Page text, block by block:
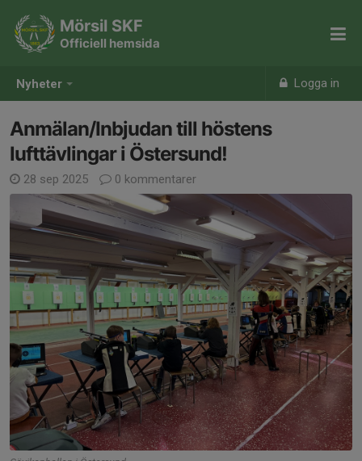
Nyheter Logga in
Mörsil SKF
Officiell hemsida
Anmälan/Inbjudan till höstens
lufttävlingar i Östersund!
28 sep 2025 0 kommentarer